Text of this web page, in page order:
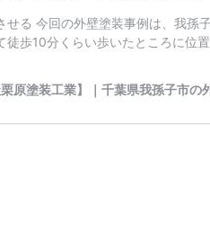
せる 今回の外壁塗装事例は、我孫
徒歩10分くらい歩いたところに
原塗装工業】｜千葉県我孫子市